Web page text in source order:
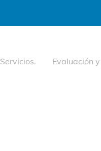
Servicios. Evaluación